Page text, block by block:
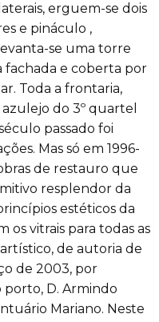
erguem-se dois
e pináculo ,
se uma torre
fachada e coberta por
Toda a frontaria,
do 3º quartel
passado foi
Mas só em 1996-
de restauro que
resplendor da
estéticos da
os vitrais para todas as
de autoria de
de 2003, por
porto, D. Armindo
Mariano. Neste